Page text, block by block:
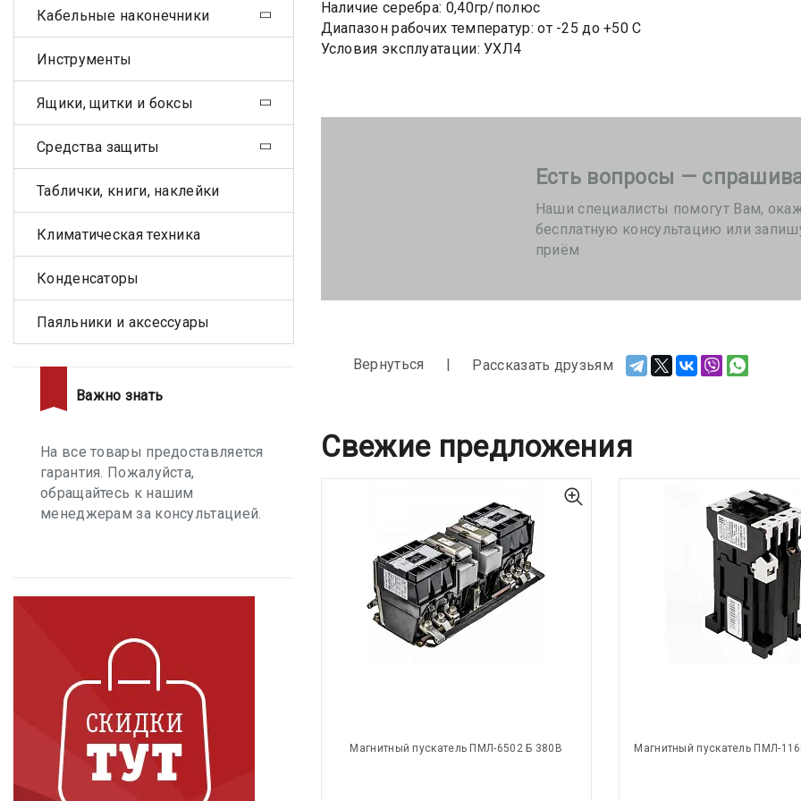
Наличие серебра: 0,40гр/полюс
Диапазон рабочих температур: от -25 до +50 С
Условия эксплуатации: УХЛ4
Есть вопросы —
Наши специалисты помогут Вам,
бесплатную консультацию или
приём
Вернуться Рассказать друзьям
Свежие предложения
Магнитный пускатель ПМЛ-6502 Б 380В Магнитный пускатель ПМЛ-
Кабельные наконечники
Инструменты
Ящики, щитки и боксы
Средства защиты
Таблички, книги, наклейки
Климатическая техника
Конденсаторы
Паяльники и аксессуары
Важно знать
На все товары предоставляется
гарантия. Пожалуйста,
обращайтесь к нашим
менеджерам за консультацией.